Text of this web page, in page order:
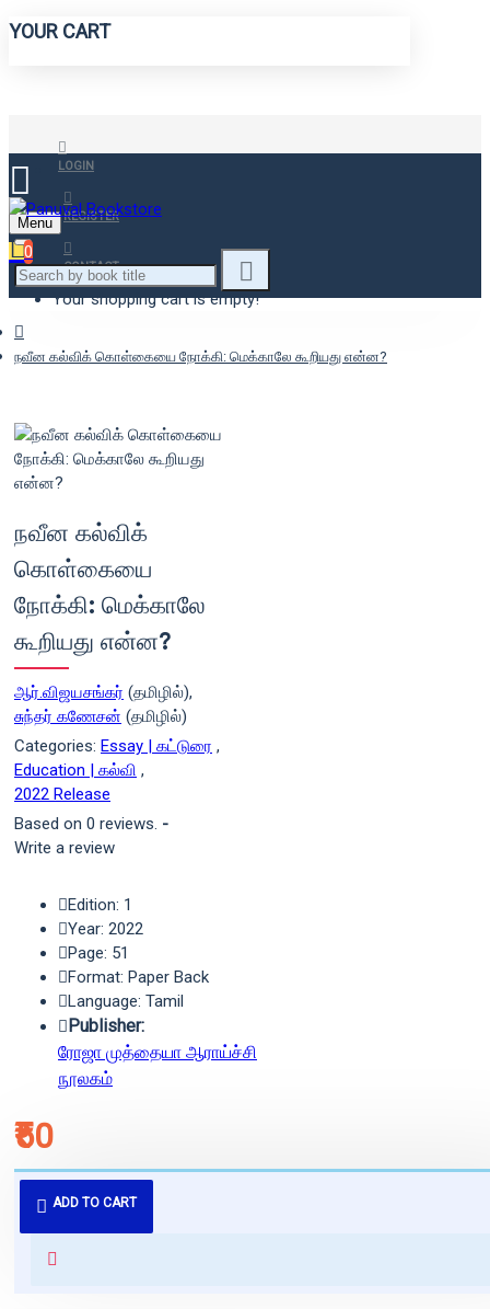
YOUR CART
LOGIN
REGISTER
CONTACT
Menu
0
Your shopping cart is empty!
நவீன கல்விக் கொள்கையை நோக்கி: மெக்காலே கூறியது என்ன?
நவீன கல்விக்
கொள்கையை
நோக்கி: மெக்காலே
கூறியது என்ன?
ஆர்.விஜயசங்கர் (தமிழில்),
சுந்தர் கணேசன் (தமிழில்)
Categories: Essay | கட்டுரை ,
Education | கல்வி ,
2022 Release
Based on 0 reviews. -
Write a review
₹50
Edition: 1
Year: 2022
Page: 51
Format: Paper Back
Language: Tamil
Publisher:
ரோஜா முத்தையா ஆராய்ச்சி
நூலகம்
ADD TO CART
புத்தகம் 3 - 7 நாட்களில் அனுப்பி
வைக்கப்படும்.
for orders above ₹1000 within